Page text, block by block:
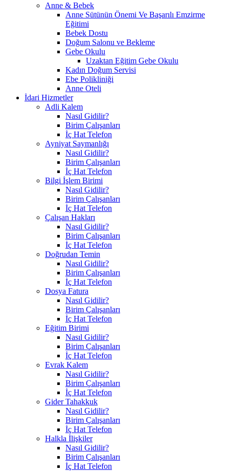
Anne & Bebek
Anne Sütünün Önemi Ve Başarılı Emzirme
Eğitimi
Bebek Dostu
Doğum Salonu ve Bekleme
Gebe Okulu
Uzaktan Eğitim Gebe Okulu
Kadın Doğum Servisi
Ebe Polikliniği
Anne Oteli
İdari Hizmetler
Adli Kalem
Nasıl Gidilir?
Birim Çalışanları
İç Hat Telefon
Ayniyat Saymanlığı
Nasıl Gidilir?
Birim Çalışanları
İç Hat Telefon
Bilgi İşlem Birimi
Nasıl Gidilir?
Birim Çalışanları
İç Hat Telefon
Çalışan Hakları
Nasıl Gidilir?
Birim Çalışanları
İç Hat Telefon
Doğrudan Temin
Nasıl Gidilir?
Birim Çalışanları
İç Hat Telefon
Dosya Fatura
Nasıl Gidilir?
Birim Çalışanları
İç Hat Telefon
Eğitim Birimi
Nasıl Gidilir?
Birim Çalışanları
İç Hat Telefon
Evrak Kalem
Nasıl Gidilir?
Birim Çalışanları
İç Hat Telefon
Gider Tahakkuk
Nasıl Gidilir?
Birim Çalışanları
İç Hat Telefon
Halkla İlişkiler
Nasıl Gidilir?
Birim Çalışanları
İç Hat Telefon